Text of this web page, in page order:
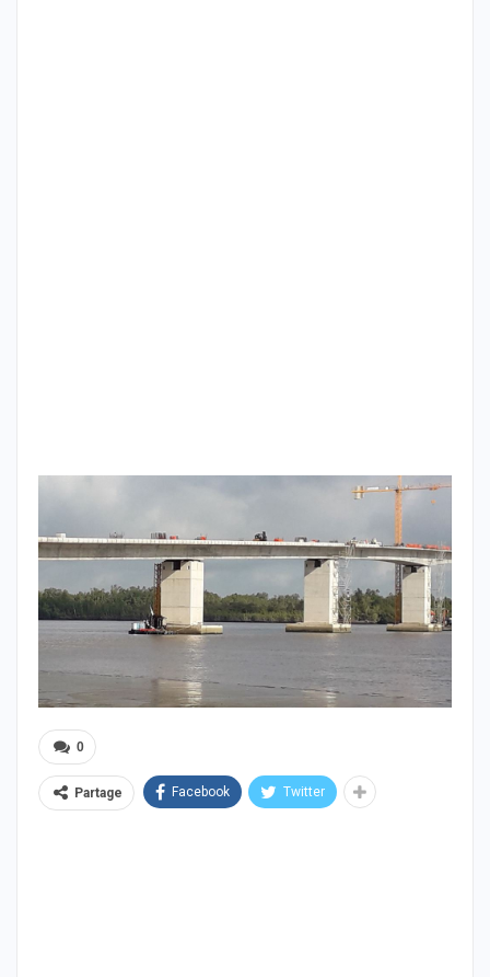
0
Partage Facebook Twitter